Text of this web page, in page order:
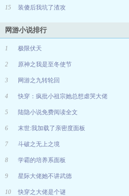
15 装傻后我坑了渣攻
网游小说排行
1 极限伏天
2 原神之我是至冬使节
3 网游之九转轮回
4 快穿：疯批小祖宗她总想虐哭大佬
5 陆隐小说免费阅读全文
6 末世:我加载了亲密度面板
7 斗破之无上之境
8 学霸的培养系面板
9 星际大佬她不讲武德
10 快穿之大佬是个谜